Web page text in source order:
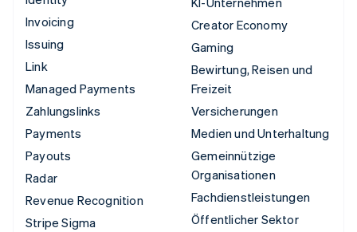
Invoicing
Issuing
Link
Managed Payments
Zahlungslinks
Payments
Payouts
Radar
Revenue Recognition
Stripe Sigma
Creator Economy
Gaming
Bewirtung, Reisen und
Freizeit
Versicherungen
Medien und Unterhaltung
Gemeinnützige
Organisationen
Fachdienstleistungen
Öffentlicher Sektor